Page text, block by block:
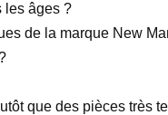
les âges ?
de la marque New
que des pièces très